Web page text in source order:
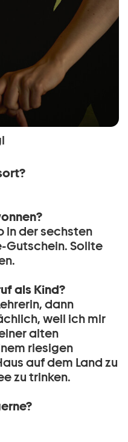
in der sechsten
Gutschein. Sollte
als Kind?
dann
weil ich mir
alten
riesigen
auf dem Land zu
zu trinken.